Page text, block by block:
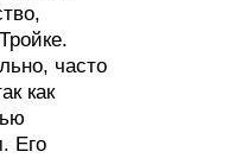
часто
как
Его